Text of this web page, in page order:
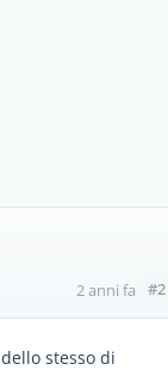
2 anni fa #2
stesso di